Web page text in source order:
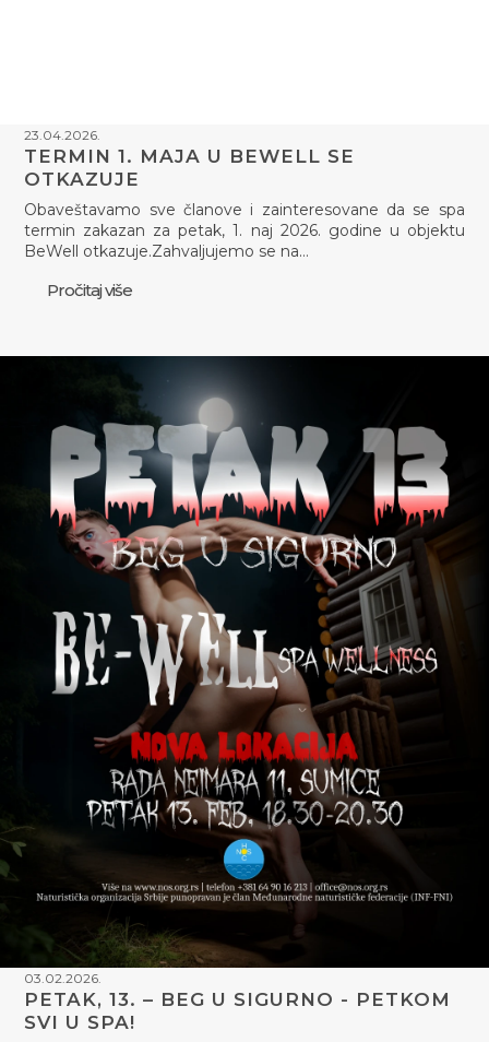
23.04.2026.
TERMIN 1. MAJA U BEWELL SE
OTKAZUJE
Obaveštavamo sve članove i zainteresovane da se spa
termin zakazan za petak, 1. naj 2026. godine u objektu
BeWell otkazuje.Zahvaljujemo se na…
Pročitaj više
03.02.2026.
PETAK, 13. – BEG U SIGURNO - PETKOM
SVI U SPA!